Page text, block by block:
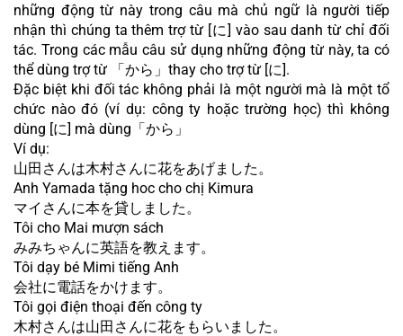
những động từ này trong câu mà chủ ngữ là người tiếp
nhận thì chúng ta thêm trợ từ [に] vào sau danh từ chỉ đối
tác. Trong các mẫu câu sử dụng những động từ này, ta có
thể dùng trợ từ 「から」thay cho trợ từ [に].
Đặc biệt khi đối tác không phải là một người mà là một tổ
chức nào đó (ví dụ: công ty hoặc trường học) thì không
dùng [に] mà dùng「から」
Ví dụ:
山田さんは木村さんに花をあげました。
Anh Yamada tặng hoc cho chị Kimura
マイさんに本を貸しました。
Tôi cho Mai mượn sách
みみちゃんに英語を教えます。
Tôi dạy bé Mimi tiếng Anh
会社に電話をかけます。
Tôi gọi điện thoại đến công ty
木村さんは山田さんに花をもらいました。